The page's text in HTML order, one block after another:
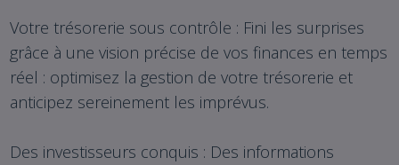
Votre trésorerie sous contrôle : Fini les surprises
grâce à une vision précise de vos finances en temps
réel : optimisez la gestion de votre trésorerie et
anticipez sereinement les imprévus.
Des investisseurs conquis : Des informations